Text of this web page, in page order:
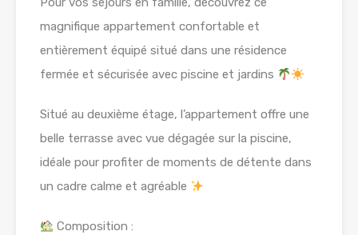
magnifique appartement confortable et
entièrement équipé situé dans une résidence
fermée et sécurisée avec piscine et jardins
Situé au deuxième étage, l’appartement offre une
belle terrasse avec vue dégagée sur la piscine,
idéale pour profiter de moments de détente dans
un cadre calme et agréable
Composition :